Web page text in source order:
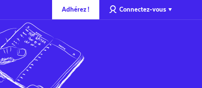
Connectez-vous
Adhérez !